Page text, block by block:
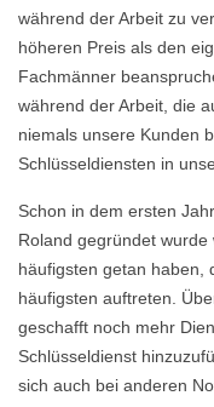
während der Arbeit zu
höheren Preis als den
Fachmänner
während der Arbeit, die
niemals unsere Kunden
Schlüsseldiensten in
Schon in dem ersten
Roland gegründet
häufigsten getan haben,
häufigsten auftreten.
geschafft noch mehr
Schlüsseldienst
sich auch bei anderen